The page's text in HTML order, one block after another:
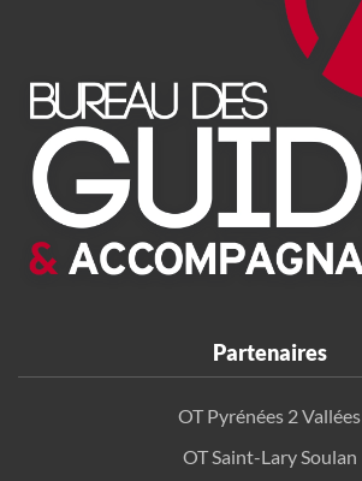
Partenaires
OT Pyrénées 2 Vallées
OT Saint-Lary Soulan